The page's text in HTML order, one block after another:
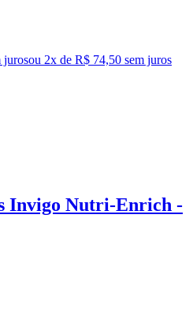
jurosou 2x de R$ 74,50 sem juros
Invigo Nutri-Enrich -